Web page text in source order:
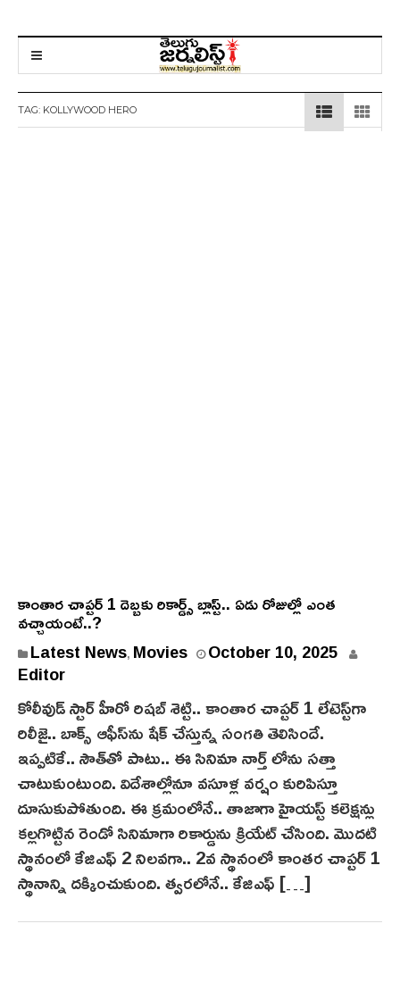
TAG: KOLLYWOOD HERO
కాంతార చాప్టర్ 1 దెబ్బకు రికార్డ్స్ బ్లాస్ట్.. ఏడు రోజుల్లో ఎంత
వచ్చాయంటే..?
Latest News, Movies October 10, 2025O
t
o
r
1
0
,
2
2
Editor
కోలీవుడ్ స్టార్ హీరో రిషబ్ శెట్టి.. కాంతార చాప్టర్ 1 లేటెస్ట్‌గా
రిలీజై.. బాక్స్ ఆఫీస్‌ను షేక్ చేస్తున్న సంగతి తెలిసిందే.
ఇప్పటికే.. సౌత్‌తో పాటు.. ఈ సినిమా నార్త్ లోను సత్తా
చాటుకుంటుంది. విదేశాల్లోనూ వసూళ్ల వర్షం కురిపిస్తూ
దూసుకుపోతుంది. ఈ క్రమంలోనే.. తాజాగా హైయ‌స్ట్‌ కలెక్షన్లు
కల్లగొట్టిన రెండో సినిమాగా రికార్డును క్రియేట్ చేసింది. మొదటి
స్థానంలో కేజిఎఫ్ 2 నిలవ‌గా.. 2వ స్థానంలో కాంతర చాప్టర్ 1
స్థానాన్ని దక్కించుకుంది. త్వరలోనే.. కేజిఎఫ్ […]